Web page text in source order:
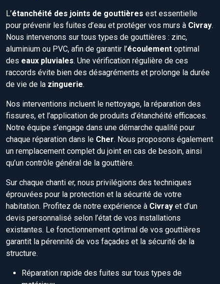
L’étanchéité des joints de gouttières est essentielle
pour prévenir les fuites d’eau et protéger vos murs à Civray.
Nous intervenons sur tous types de gouttières : zinc,
aluminium ou PVC, afin de garantir l’écoulement optimal
des eaux pluviales. Une vérification régulière de ces
raccords évite bien des désagréments et prolonge la durée
de vie de la zinguerie.
Nos interventions incluent le nettoyage, la réparation des
fissures, et l’application de produits d’étanchéité efficaces.
Notre équipe s’engage dans une démarche qualité pour
chaque réparation dans le Cher. Nous proposons également
un remplacement complet du joint en cas de besoin, ainsi
qu’un contrôle général de la gouttière.
Sur chaque chanti er, nous privilégions des techniques
éprouvées pour la protection et la sécurité de votre
habitation. Profitez de notre expérience à Civray et d’un
devis personnalisé selon l’état de vos installations
existantes. Le fonctionnement optimal de vos gouttières
garantit la pérennité de vos façades et la sécurité de la
structure.
Réparation rapide des fuites sur tous types de